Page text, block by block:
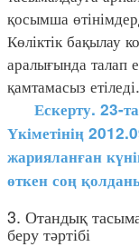
қосымша
Көліктік бақылау
аралығында талап
қамтамасыз етіледі.
Ескерту. 23-
Үкіметінің
жарияланған
өткен соң
3. Отандық
беру тәртібі